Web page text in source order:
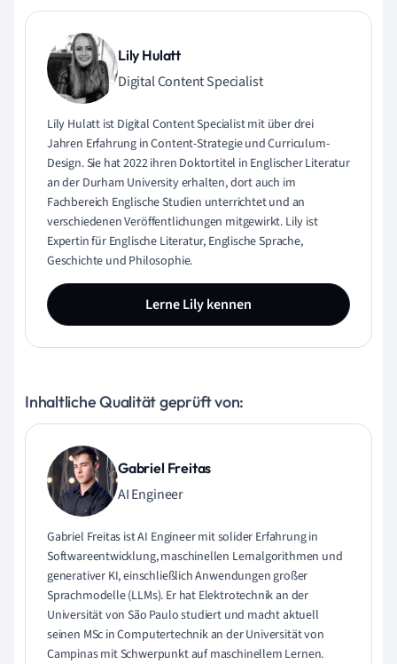
Lily Hulatt
Digital Content Specialist
Lily Hulatt ist Digital Content Specialist mit über drei
Jahren Erfahrung in Content-Strategie und Curriculum-
Design. Sie hat 2022 ihren Doktortitel in Englischer Literatur
an der Durham University erhalten, dort auch im
Fachbereich Englische Studien unterrichtet und an
verschiedenen Veröffentlichungen mitgewirkt. Lily ist
Expertin für Englische Literatur, Englische Sprache,
Geschichte und Philosophie.
Lerne Lily kennen
Inhaltliche Qualität geprüft von:
Gabriel Freitas
AI Engineer
Gabriel Freitas ist AI Engineer mit solider Erfahrung in
Softwareentwicklung, maschinellen Lernalgorithmen und
generativer KI, einschließlich Anwendungen großer
Sprachmodelle (LLMs). Er hat Elektrotechnik an der
Universität von São Paulo studiert und macht aktuell
seinen MSc in Computertechnik an der Universität von
Campinas mit Schwerpunkt auf maschinellem Lernen.